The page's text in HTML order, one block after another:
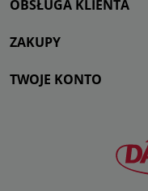
OBSŁUGA KLIENTA
ZAKUPY
TWOJE KONTO